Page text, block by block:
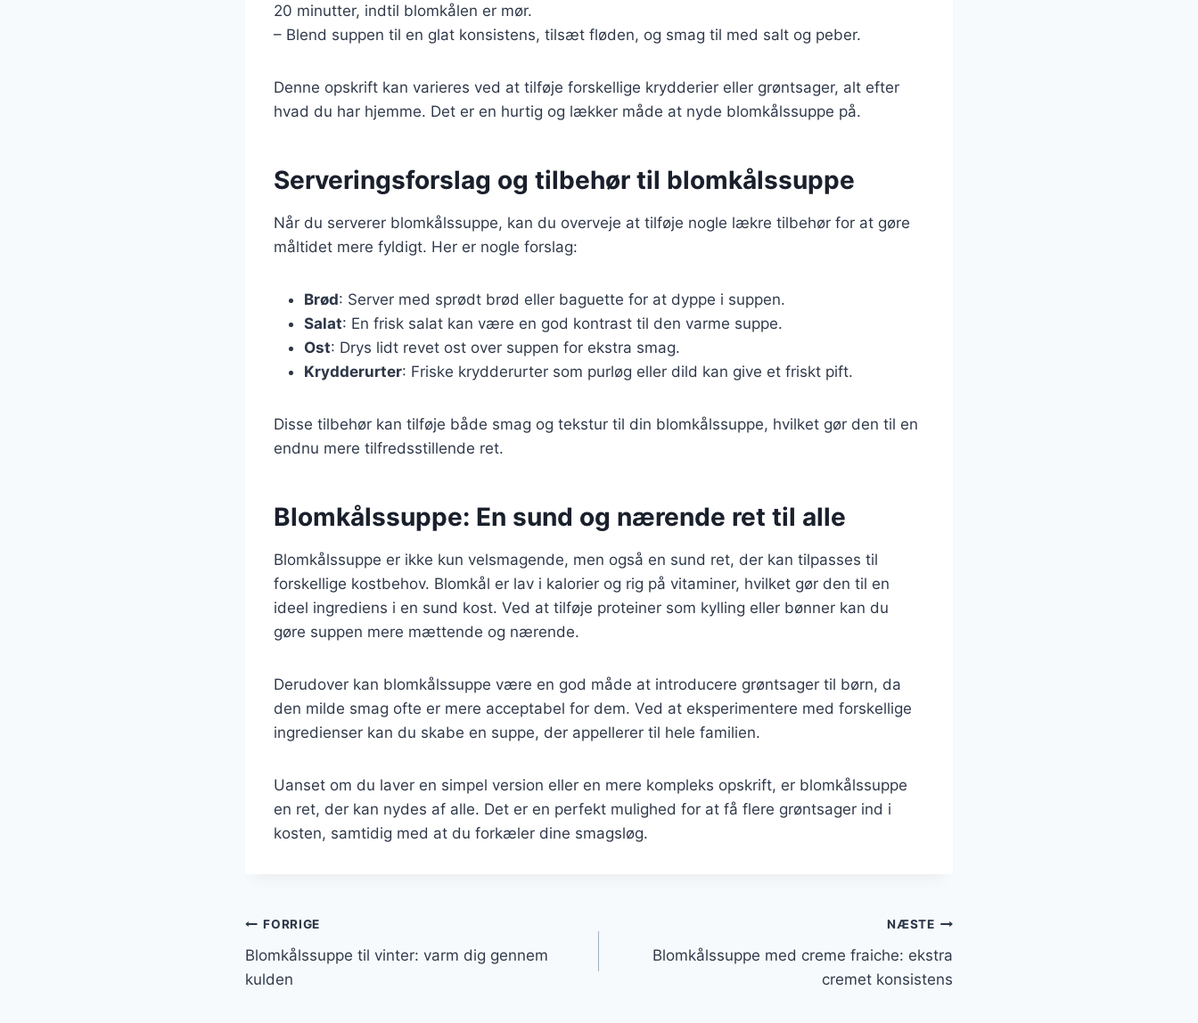
20 minutter, indtil blomkålen er mør.
– Blend suppen til en glat konsistens, tilsæt fløden, og smag til med salt og peber.
Denne opskrift kan varieres ved at tilføje forskellige krydderier eller grøntsager, alt efter
hvad du har hjemme. Det er en hurtig og lækker måde at nyde blomkålssuppe på.
Serveringsforslag og tilbehør til blomkålssuppe
Når du serverer blomkålssuppe, kan du overveje at tilføje nogle lækre tilbehør for at gøre
måltidet mere fyldigt. Her er nogle forslag:
Brød: Server med sprødt brød eller baguette for at dyppe i suppen.
Salat: En frisk salat kan være en god kontrast til den varme suppe.
Ost: Drys lidt revet ost over suppen for ekstra smag.
Krydderurter: Friske krydderurter som purløg eller dild kan give et friskt pift.
Disse tilbehør kan tilføje både smag og tekstur til din blomkålssuppe, hvilket gør den til en
endnu mere tilfredsstillende ret.
Blomkålssuppe: En sund og nærende ret til alle
Blomkålssuppe er ikke kun velsmagende, men også en sund ret, der kan tilpasses til
forskellige kostbehov. Blomkål er lav i kalorier og rig på vitaminer, hvilket gør den til en
ideel ingrediens i en sund kost. Ved at tilføje proteiner som kylling eller bønner kan du
gøre suppen mere mættende og nærende.
Derudover kan blomkålssuppe være en god måde at introducere grøntsager til børn, da
den milde smag ofte er mere acceptabel for dem. Ved at eksperimentere med forskellige
ingredienser kan du skabe en suppe, der appellerer til hele familien.
Uanset om du laver en simpel version eller en mere kompleks opskrift, er blomkålssuppe
en ret, der kan nydes af alle. Det er en perfekt mulighed for at få flere grøntsager ind i
kosten, samtidig med at du forkæler dine smagsløg.
Indlægsnavigation
FORRIGE
Blomkålssuppe til vinter: varm dig gennem
kulden
NÆSTE
Blomkålssuppe med creme fraiche: ekstra
cremet konsistens